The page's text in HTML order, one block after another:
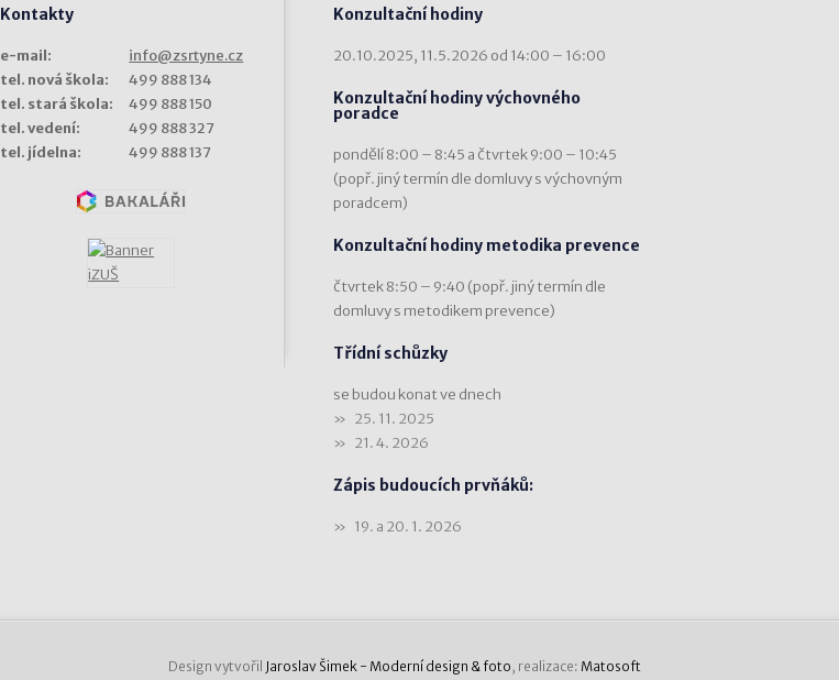
Kontakty
e-mail:
info@zsrtyne.cz
tel. nová škola:
499 888 134
tel. stará škola:
499 888 150
tel. vedení:
499 888 327
tel. jídelna:
499 888 137
Konzultační hodiny
20.10.2025, 11.5.2026 od 14:00 – 16:00
Konzultační hodiny výchovného
poradce
pondělí 8:00 – 8:45 a čtvrtek 9:00 – 10:45
(popř. jiný termín dle domluvy s výchovným
poradcem)
Konzultační hodiny metodika prevence
čtvrtek 8:50 – 9:40 (popř. jiný termín dle
domluvy s metodikem prevence)
Třídní schůzky
se budou konat ve dnech
25. 11. 2025
21. 4. 2026
Zápis budoucích prvňáků:
19. a 20. 1. 2026
Design vytvořil Jaroslav Šimek - Moderní design & foto , realizace: Matosoft